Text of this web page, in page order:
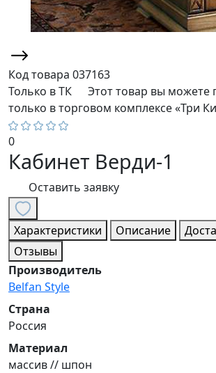
Код товара 037163
Только в ТК
Этот товар вы можете
только в торговом комплексе «Три
0
Кабинет Верди-1
Оставить заявку
Характеристики Описание
Отзывы
Производитель
Belfan Style
Страна
Россия
Материал
массив // шпон